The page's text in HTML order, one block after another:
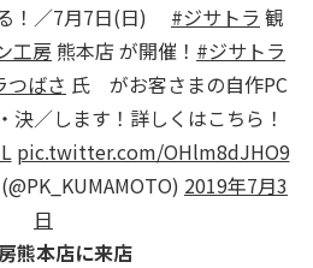
！／7月7日(日) #ジサトラ 観
工房熊本店 が開催！ #ジサトラ
つばさ 氏 がお客さまの自作PC
決／します！詳しくはこちら！
pic.twitter.com/OHlm8dJHO9
2019年7月3
日
熊本店に来店